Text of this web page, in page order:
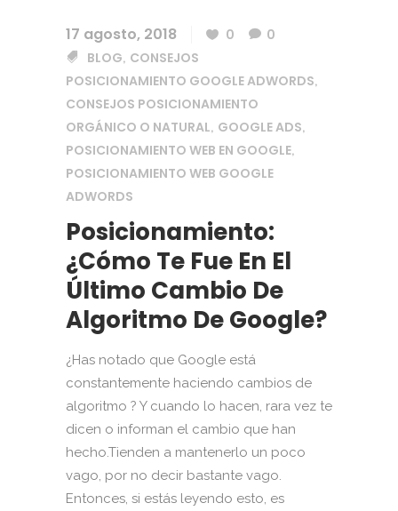
17 agosto, 2018 0
0
BLOG, CONSEJOS
POSICIONAMIENTO GOOGLE ADWORDS,
CONSEJOS POSICIONAMIENTO
ORGÁNICO O NATURAL, GOOGLE ADS,
POSICIONAMIENTO WEB EN GOOGLE,
POSICIONAMIENTO WEB GOOGLE
ADWORDS
Posicionamiento:
¿Cómo Te Fue En El
Último Cambio De
Algoritmo De Google?
¿Has notado que Google está
constantemente haciendo cambios de
algoritmo ? Y cuando lo hacen, rara vez te
dicen o informan el cambio que han
hecho.Tienden a mantenerlo un poco
vago, por no decir bastante vago.
Entonces, si estás leyendo esto, es